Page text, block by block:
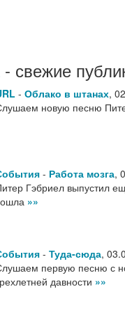
- свежие
- Облако в штанах,
новую песню
- Работа мозга,
Гэбриел выпустил
»»
- Туда-сюда,
первую песню с
давности »»